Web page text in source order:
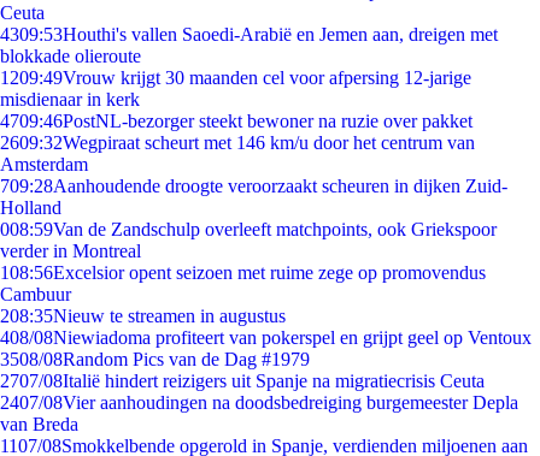
Ceuta
4309:53Houthi's vallen Saoedi-Arabië en Jemen aan, dreigen met
blokkade olieroute
1209:49Vrouw krijgt 30 maanden cel voor afpersing 12-jarige
misdienaar in kerk
4709:46PostNL-bezorger steekt bewoner na ruzie over pakket
2609:32Wegpiraat scheurt met 146 km/u door het centrum van
Amsterdam
709:28Aanhoudende droogte veroorzaakt scheuren in dijken Zuid-
Holland
008:59Van de Zandschulp overleeft matchpoints, ook Griekspoor
verder in Montreal
108:56Excelsior opent seizoen met ruime zege op promovendus
Cambuur
208:35Nieuw te streamen in augustus
408/08Niewiadoma profiteert van pokerspel en grijpt geel op Ventoux
3508/08Random Pics van de Dag #1979
2707/08Italië hindert reizigers uit Spanje na migratiecrisis Ceuta
2407/08Vier aanhoudingen na doodsbedreiging burgemeester Depla
van Breda
1107/08Smokkelbende opgerold in Spanje, verdienden miljoenen aan